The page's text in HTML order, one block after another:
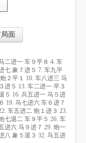
面
二进一 车９平８ 4. 车
七 象７进５ 7. 车九平
２平１ 10. 车八进三 马
进５ 13. 车二进一 卒３
５ 16. 兵五进一 马５进
19. 马七进六 车６进７
车五进二 炮１进３ 23.
七退二 车９平５ 26. 车
进六 马９进７ 29. 炮一
八 象５退３ 32. 马五进